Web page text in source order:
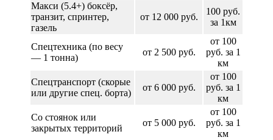
Макси (5.4+) боксёр,
транзит, спринтер,
газель
от 12 000 руб.
100 руб.
за 1км
Спецтехника (по весу
— 1 тонна)
от 2 500 руб.
от 100
руб. за 1
км
Спецтранспорт (скорые
или другие спец. борта)
от 6 000 руб.
от 100
руб. за 1
км
Со стоянок или
закрытых территорий
от 5 000 руб.
от 100
руб. за 1
км